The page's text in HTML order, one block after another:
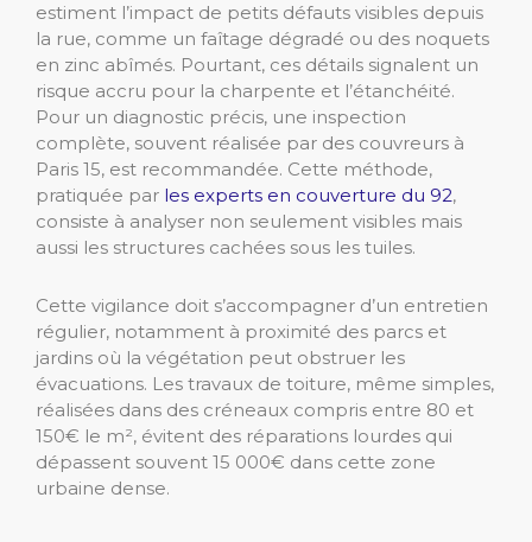
estiment l’impact de petits défauts visibles depuis
la rue, comme un faîtage dégradé ou des noquets
en zinc abîmés. Pourtant, ces détails signalent un
risque accru pour la charpente et l’étanchéité.
Pour un diagnostic précis, une inspection
complète, souvent réalisée par des couvreurs à
Paris 15, est recommandée. Cette méthode,
pratiquée par les experts en couverture du 92,
consiste à analyser non seulement visibles mais
aussi les structures cachées sous les tuiles.
Cette vigilance doit s’accompagner d’un entretien
régulier, notamment à proximité des parcs et
jardins où la végétation peut obstruer les
évacuations. Les travaux de toiture, même simples,
réalisées dans des créneaux compris entre 80 et
150€ le m², évitent des réparations lourdes qui
dépassent souvent 15 000€ dans cette zone
urbaine dense.